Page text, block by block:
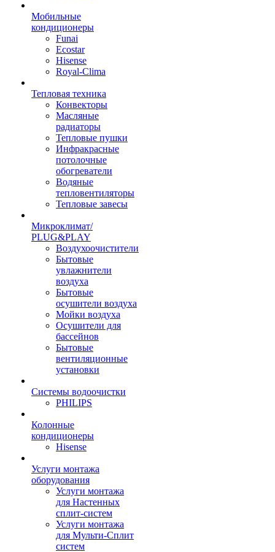
Мобильные
кондиционеры
Funai
Ecostar
Hisense
Royal-Clima
Тепловая техника
Конвекторы
Масляные
радиаторы
Тепловые пушки
Инфракрасные
потолочные
обогреватели
Водяные
тепловентиляторы
Тепловые завесы
Микроклимат/
PLUG&PLAY
Воздухоочистители
Бытовые
увлажнители
воздуха
Бытовые
осушители воздуха
Мойки воздуха
Осушители для
бассейнов
Бытовые
вентиляционные
установки
Системы водоочистки
PHILIPS
Колонные
кондиционеры
Hisense
Услуги монтажа
оборудования
Услуги монтажа
для Настенных
сплит-систем
Услуги монтажа
для Мульти-Сплит
систем